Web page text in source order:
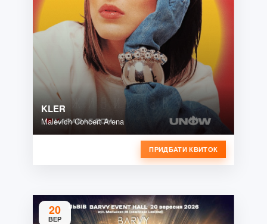
KLER
Malevich Concert Arena
ПРИДБАТИ КВИТОК
20
ВЕР